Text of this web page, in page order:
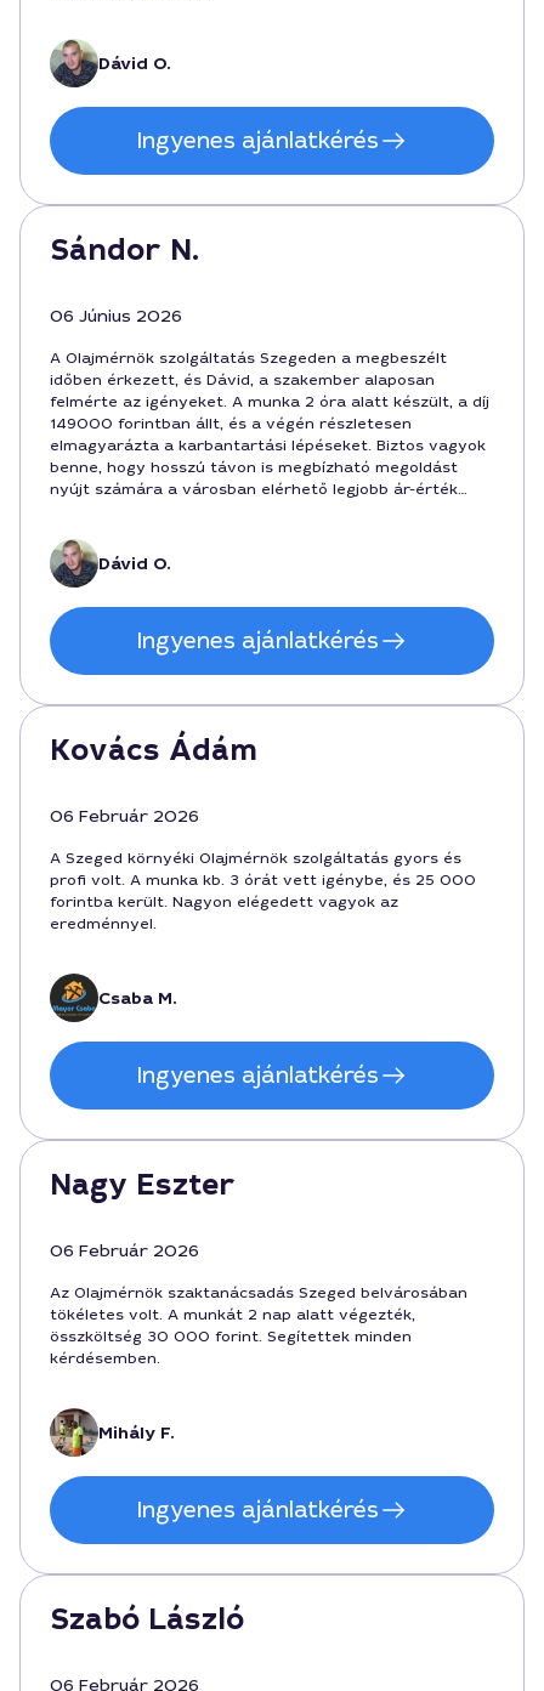
Dávid O.
Ingyenes ajánlatkérés
Sándor N.
06 Június 2026
A Olajmérnök szolgáltatás Szegeden a megbeszélt
időben érkezett, és Dávid, a szakember alaposan
felmérte az igényeket. A munka 2 óra alatt készült, a díj
149000 forintban állt, és a végén részletesen
elmagyarázta a karbantartási lépéseket. Biztos vagyok
benne, hogy hosszú távon is megbízható megoldást
nyújt számára a városban elérhető legjobb ár-érték
Dávid O.
Ingyenes ajánlatkérés
Kovács Ádám
06 Február 2026
A Szeged környéki Olajmérnök szolgáltatás gyors és
profi volt. A munka kb. 3 órát vett igénybe, és 25 000
forintba került. Nagyon elégedett vagyok az
eredménnyel.
Csaba M.
Ingyenes ajánlatkérés
Nagy Eszter
06 Február 2026
Az Olajmérnök szaktanácsadás Szeged belvárosában
tökéletes volt. A munkát 2 nap alatt végezték,
összköltség 30 000 forint. Segítettek minden
kérdésemben.
Mihály F.
Ingyenes ajánlatkérés
Szabó László
06 Február 2026